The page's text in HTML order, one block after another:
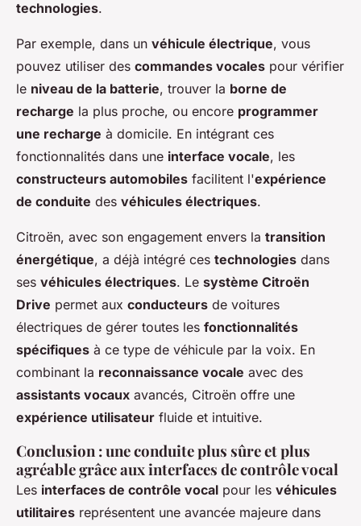
technologies.
Par exemple, dans un véhicule électrique, vous
pouvez utiliser des commandes vocales pour vérifier
le niveau de la batterie, trouver la borne de
recharge la plus proche, ou encore programmer
une recharge à domicile. En intégrant ces
fonctionnalités dans une interface vocale, les
constructeurs automobiles facilitent l'expérience
de conduite des véhicules électriques.
Citroën, avec son engagement envers la transition
énergétique, a déjà intégré ces technologies dans
ses véhicules électriques. Le système Citroën
Drive permet aux conducteurs de voitures
électriques de gérer toutes les fonctionnalités
spécifiques à ce type de véhicule par la voix. En
combinant la reconnaissance vocale avec des
assistants vocaux avancés, Citroën offre une
expérience utilisateur fluide et intuitive.
Conclusion : une conduite plus sûre et plus
agréable grâce aux interfaces de contrôle vocal
Les interfaces de contrôle vocal pour les véhicules
utilitaires représentent une avancée majeure dans